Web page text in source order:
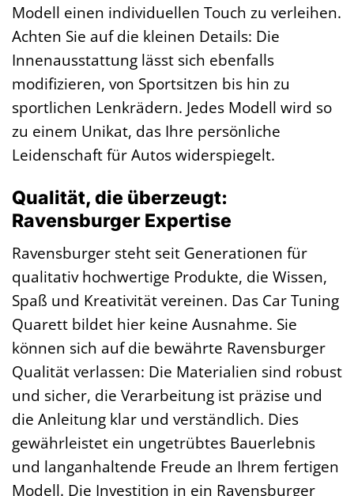
Modell einen individuellen Touch zu verleihen.
Achten Sie auf die kleinen Details: Die
Innenausstattung lässt sich ebenfalls
modifizieren, von Sportsitzen bis hin zu
sportlichen Lenkrädern. Jedes Modell wird so
zu einem Unikat, das Ihre persönliche
Leidenschaft für Autos widerspiegelt.
Qualität, die überzeugt:
Ravensburger Expertise
Ravensburger steht seit Generationen für
qualitativ hochwertige Produkte, die Wissen,
Spaß und Kreativität vereinen. Das Car Tuning
Quarett bildet hier keine Ausnahme. Sie
können sich auf die bewährte Ravensburger
Qualität verlassen: Die Materialien sind robust
und sicher, die Verarbeitung ist präzise und
die Anleitung klar und verständlich. Dies
gewährleistet ein ungetrübtes Bauerlebnis
und langanhaltende Freude an Ihrem fertigen
Modell. Die Investition in ein Ravensburger